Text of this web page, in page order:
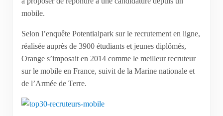
mobile.
Selon l’enquête Potentialpark sur le recrutement en ligne,
réalisée auprès de 3900 étudiants et jeunes diplômés,
Orange s’imposait en 2014 comme le meilleur recruteur
sur le mobile en France, suivit de la Marine nationale et
de l’Armée de Terre.